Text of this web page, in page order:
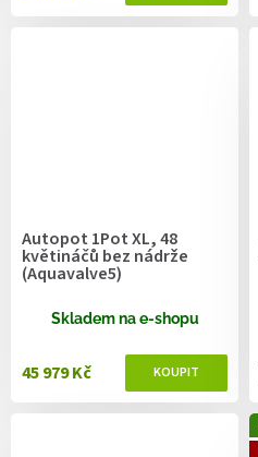
Autopot 1Pot XL, 48
květináčů bez nádrže
(Aquavalve5)
Skladem na e-shopu
45 979 Kč